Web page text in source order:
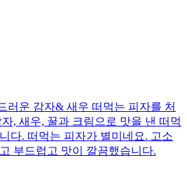
러운 감자& 새우 떠먹는 피자를 처
, 새우, 꿀과 크림으로 맛을 낸 떠먹
다. 떠먹는 피자가 별미네요. 고소
부드럽고 맛이 깔끔했습니다.